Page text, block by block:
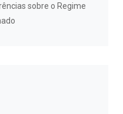
sobre o Regime